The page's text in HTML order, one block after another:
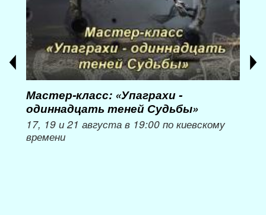
Мастер-класс: «Упаграхи -
одиннадцать теней Судьбы»
17, 19 и 21 августа в 19:00 по киевскому
времени